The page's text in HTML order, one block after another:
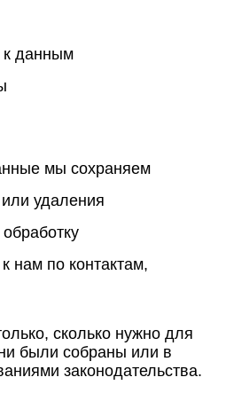
к данным
мы сохраняем
удаления
нам по контактам,
сколько нужно для
были собраны или в
законодательства.